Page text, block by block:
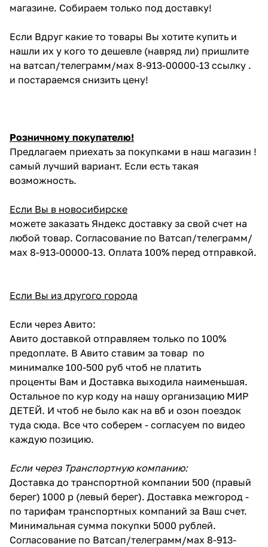
магазине. Собираем только под доставку!
Если Вдруг какие то товары Вы хотите купить и
нашли их у кого то дешевле (навряд ли) пришлите
на ватсап/телеграмм/мах 8-913-00000-13 ссылку .
и постараемся снизить цену!
Розничному покупателю!
Предлагаем приехать за покупками в наш магазин !
самый лучший вариант. Если есть такая
возможность.
Если Вы в новосибирске
можете заказать Яндекс доставку за свой счет на
любой товар. Согласование по Ватсап/телеграмм/
мах 8-913-00000-13. Оплата 100% перед отправкой.
Если Вы из другого города
Если через Авито:
Авито доставкой отправляем только по 100%
предоплате. В Авито ставим за товар по
минималке 100-500 руб чтоб не платить
проценты Вам и Доставка выходила наименьшая.
Остальное по кур коду на нашу организацию МИР
ДЕТЕЙ. И чтоб не было как на вб и озон поездок
туда сюда. Все что соберем - согласуем по видео
каждую позицию.
Если через Транспортную компанию:
Доставка до транспортной компании 500 (правый
берег) 1000 р (левый берег). Доставка межгород -
по тарифам транспортных компаний за Ваш счет.
Минимальная сумма покупки 5000 рублей.
Согласование по Ватсап/телеграмм/мах 8-913-